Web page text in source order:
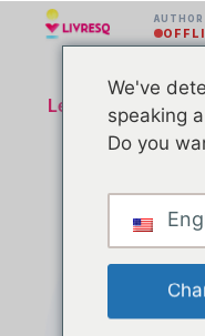
Lektion
Forschung -
We've
speaking
Do you